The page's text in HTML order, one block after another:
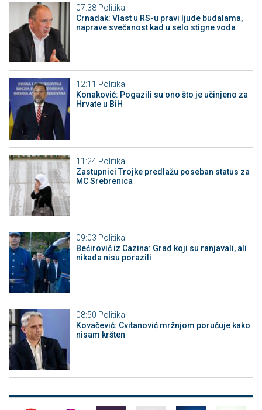
07:38 Politika
Crnadak: Vlast u RS-u pravi ljude budalama,
naprave svečanost kad u selo stigne voda
12:11 Politika
Konaković: Pogazili su ono što je učinjeno za
Hrvate u BiH
11:24 Politika
Zastupnici Trojke predlažu poseban status za
MC Srebrenica
09:03 Politika
Bećirović iz Cazina: Grad koji su ranjavali, ali
nikada nisu porazili
08:50 Politika
Kovačević: Cvitanović mržnjom poručuje kako
nisam kršten